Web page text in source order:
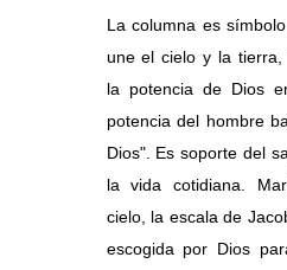
La columna es
une el cielo y la tierra,
la potencia de Dios
potencia del hombre
Dios". Es soporte del
la vida cotidiana.
cielo, la escala de
escogida por Dios